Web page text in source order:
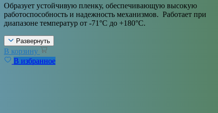
Образует устойчивую пленку, обеспечивающую высокую
работоспособность и надежность механизмов. Работает при
диапазоне температур от -71°С до +180°С.
Развернуть
В корзину
В избранное